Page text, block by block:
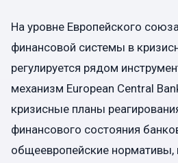
На уровне Европейского
финансовой системы в
регулируется рядом
механизм European Central
кризисные планы
финансового состояния
общеевропейские нормативы,